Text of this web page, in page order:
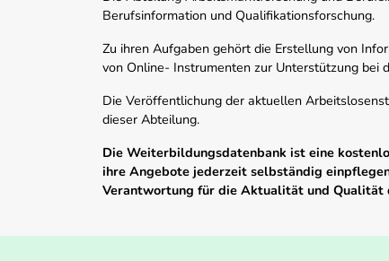
Berufsinformation und Qualifikationsforschung.
Zu ihren Aufgaben gehört die Erstellung von
von Online- Instrumenten zur Unterstützung bei
Die Veröffentlichung der aktuellen
dieser Abteilung.
Die Weiterbildungsdatenbank ist eine
ihre Angebote jederzeit selbständig
Verantwortung für die Aktualität und Qualität